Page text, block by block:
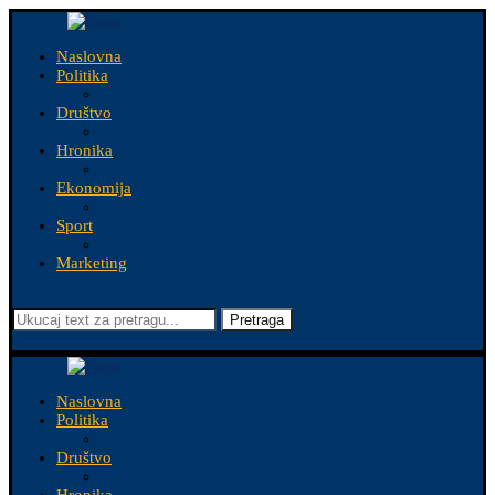
Naslovna
Politika
Društvo
Hronika
Ekonomija
Sport
Marketing
Pretraga
Naslovna
Politika
Društvo